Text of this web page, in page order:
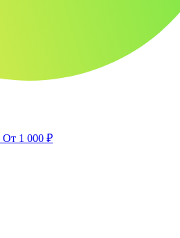
От 1 000 ₽